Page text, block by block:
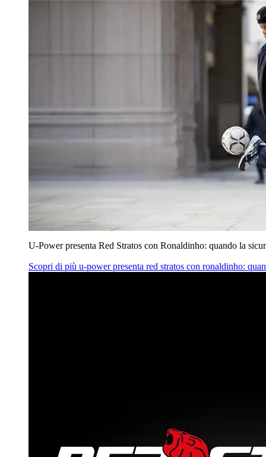
U‑Power presenta Red Stratos con Ronaldinho: quando la
Scopri di più u‑power presenta red stratos con ronaldinho: